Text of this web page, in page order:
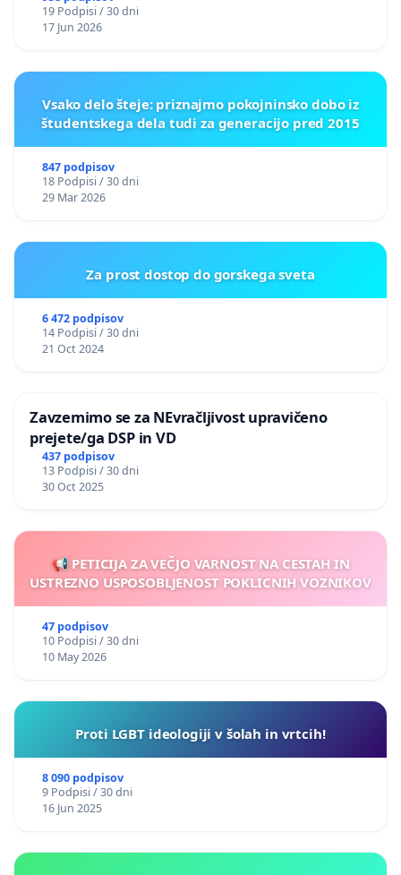
19 Podpisi / 30 dni
17 Jun 2026
Vsako delo šteje: priznajmo pokojninsko dobo iz
študentskega dela tudi za generacijo pred 2015
847 podpisov
18 Podpisi / 30 dni
29 Mar 2026
Za prost dostop do gorskega sveta
6 472 podpisov
14 Podpisi / 30 dni
21 Oct 2024
Zavzemimo se za NEvračljivost upravičeno
prejete/ga DSP in VD
437 podpisov
13 Podpisi / 30 dni
30 Oct 2025
📢 PETICIJA ZA VEČJO VARNOST NA CESTAH IN
USTREZNO USPOSOBLJENOST POKLICNIH VOZNIKOV
47 podpisov
10 Podpisi / 30 dni
10 May 2026
Proti LGBT ideologiji v šolah in vrtcih!
8 090 podpisov
9 Podpisi / 30 dni
16 Jun 2025